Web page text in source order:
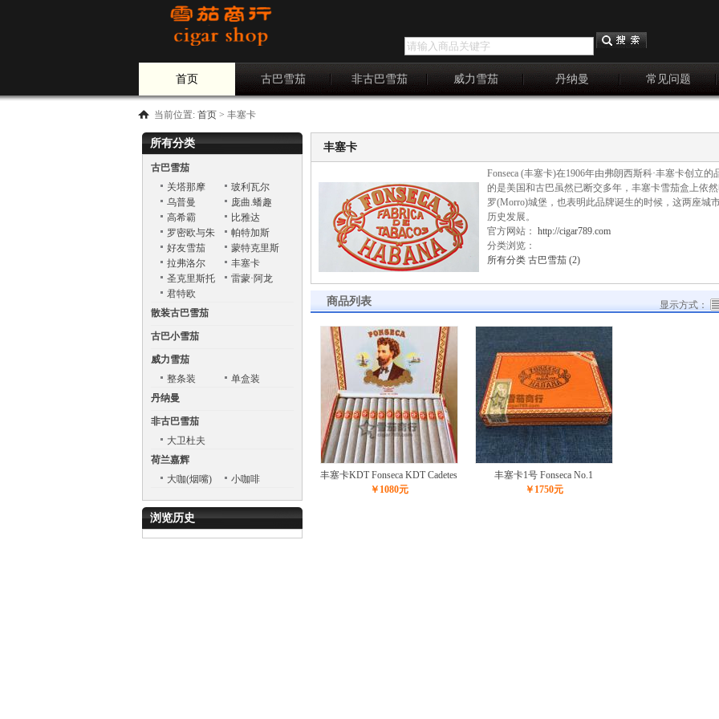
首页 古巴雪茄 非古巴雪茄 威力雪茄 丹纳曼 常见问题
当前位置: 首页 > 丰塞卡
所有分类
古巴雪茄
关塔那摩
玻利瓦尔
乌普曼
庞曲.蟠趣
Punch
高希霸
比雅达
罗密欧与朱
丽叶
帕特加斯
好友雪茄
蒙特克里斯
托
拉弗洛尔
丰塞卡
圣克里斯托
巴
雷蒙·阿龙
君特欧
散装古巴雪茄
古巴小雪茄
威力雪茄
整条装
单盒装
丹纳曼
非古巴雪茄
大卫杜夫
荷兰嘉辉
大咖(烟嘴)
小咖啡
浏览历史
丰塞卡
Fonseca (丰塞卡)在1906年由弗朗西斯科·丰塞卡创立
的是美国和古巴虽然已断交多年，丰塞卡雪茄盒上依
罗(Morro)城堡，也表明此品牌诞生的时候，这两座城
历史发展。
官方网站： http://cigar789.com
分类浏览：
所有分类 古巴雪茄 (2)
商品列表 显示方式：
丰塞卡KDT Fonseca KDT Cadetes
￥1080元
丰塞卡1号 Fonseca No.1
￥1750元